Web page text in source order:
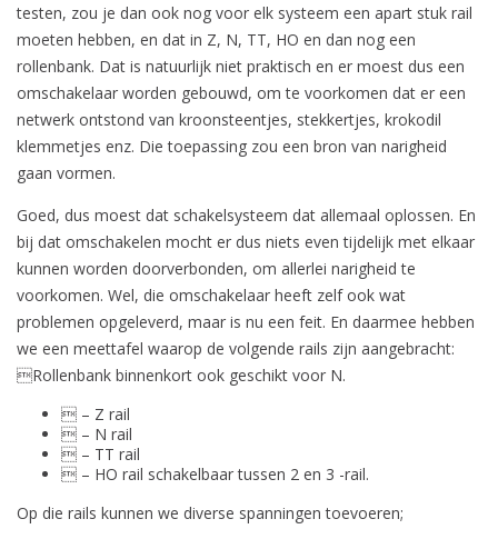
testen, zou je dan ook nog voor elk systeem een apart stuk rail
moeten hebben, en dat in Z, N, TT, HO en dan nog een
rollenbank. Dat is natuurlijk niet praktisch en er moest dus een
omschakelaar worden gebouwd, om te voorkomen dat er een
netwerk ontstond van kroonsteentjes, stekkertjes, krokodil
klemmetjes enz. Die toepassing zou een bron van narigheid
gaan vormen.
Goed, dus moest dat schakelsysteem dat allemaal oplossen. En
bij dat omschakelen mocht er dus niets even tijdelijk met elkaar
kunnen worden doorverbonden, om allerlei narigheid te
voorkomen. Wel, die omschakelaar heeft zelf ook wat
problemen opgeleverd, maar is nu een feit. En daarmee hebben
we een meettafel waarop de volgende rails zijn aangebracht:
Rollenbank binnenkort ook geschikt voor N.
 – Z rail
 – N rail
 – TT rail
 – HO rail schakelbaar tussen 2 en 3 -rail.
Op die rails kunnen we diverse spanningen toevoeren;